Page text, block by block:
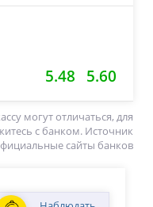
5.48 5.60
могут отличаться, для
с банком. Источник
сайты банков